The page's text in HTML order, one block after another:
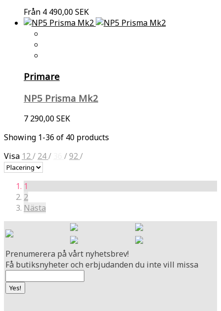
Från 4 490,00 SEK
Primare
NP5 Prisma Mk2
7 290,00 SEK
Showing 1-36 of 40 products
Visa 12/ 24/ /92/
1
2
Nästa
Prenumerera på vårt nyhetsbrev!
Få butiksnyheter och erbjudanden du inte vill missa